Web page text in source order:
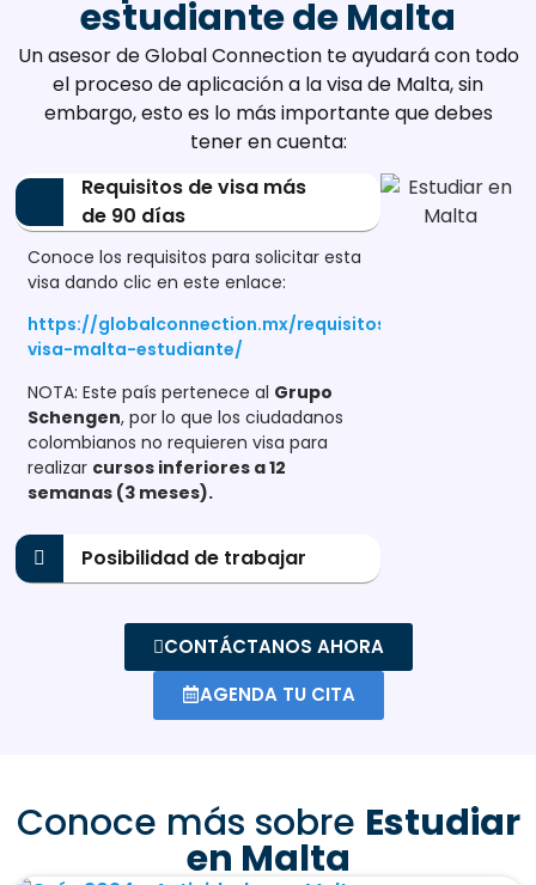
estudiante de Malta
Un asesor de Global Connection te ayudará con todo
el proceso de aplicación a la visa de Malta, sin
embargo, esto es lo más importante que debes
tener en cuenta:
Requisitos de visa más
de 90 días
Conoce los requisitos para solicitar esta
visa dando clic en este enlace:
https://globalconnection.mx/requisitos-
visa-malta-estudiante/
NOTA: Este país pertenece al Grupo
Schengen, por lo que los ciudadanos
colombianos no requieren visa para
realizar cursos inferiores a 12
semanas (3 meses).
Posibilidad de trabajar
CONTÁCTANOS AHORA
AGENDA TU CITA
Conoce más sobre Estudiar
en Malta